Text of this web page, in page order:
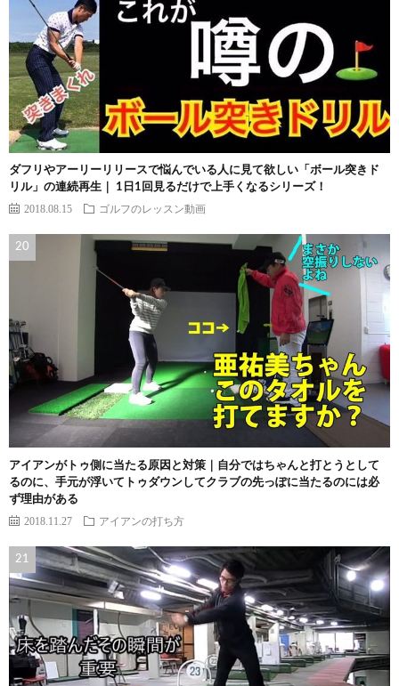
ダフリやアーリーリリースで悩んでいる人に見て欲しい「ボール突きド
リル」の連続再生｜ 1日1回見るだけで上手くなるシリーズ！
2018.08.15 ゴルフのレッスン動画
アイアンがトゥ側に当たる原因と対策｜自分ではちゃんと打とうとして
るのに、手元が浮いてトゥダウンしてクラブの先っぽに当たるのには必
ず理由がある
2018.11.27 アイアンの打ち方